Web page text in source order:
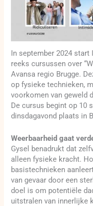
In september 2024
reeks cursussen over
Avansa regio Brugge.
op fysieke technieken,
voorkomen van geweld
De cursus begint op 10
dinsdagavond plaats in
Weerbaarheid gaat
Gysel benadrukt dat
alleen fysieke kracht.
basistechnieken
van gevaar door een
doel is om potentiële
uitstralen van innerlijke